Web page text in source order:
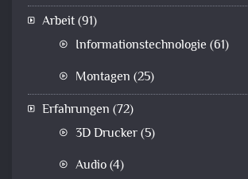
Arbeit(91)
Informationstechnologie (61)
Montagen (25)
Erfahrungen (72)
3D Drucker(5)
Audio(4)